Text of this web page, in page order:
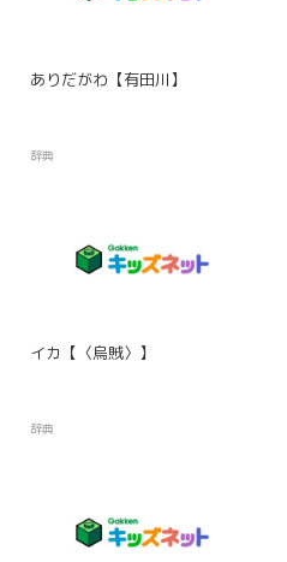
ありだがわ【有田川】
辞典
イカ【〈烏賊〉】
辞典